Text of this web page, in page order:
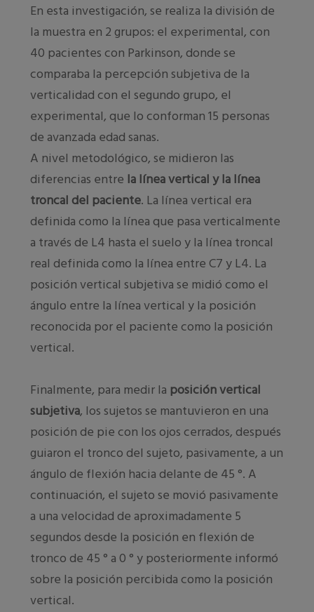
En esta investigación, se realiza la división de
la muestra en 2 grupos: el experimental, con
40 pacientes con Parkinson, donde se
comparaba la percepción subjetiva de la
verticalidad con el segundo grupo, el
experimental, que lo conforman 15 personas
de avanzada edad sanas.
A nivel metodológico, se midieron las
diferencias entre la línea vertical y la línea
troncal del paciente. La línea vertical era
definida como la línea que pasa verticalmente
a través de L4 hasta el suelo y la línea troncal
real definida como la línea entre C7 y L4. La
posición vertical subjetiva se midió como el
ángulo entre la línea vertical y la posición
reconocida por el paciente como la posición
vertical.
Finalmente, para medir la posición vertical
subjetiva, los sujetos se mantuvieron en una
posición de pie con los ojos cerrados, después
guiaron el tronco del sujeto, pasivamente, a un
ángulo de flexión hacia delante de 45 °. A
continuación, el sujeto se movió pasivamente
a una velocidad de aproximadamente 5
segundos desde la posición en flexión de
tronco de 45 ° a 0 ° y posteriormente informó
sobre la posición percibida como la posición
vertical.